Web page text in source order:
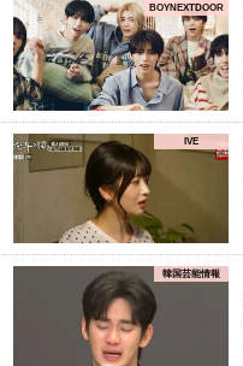
BOYNEXTDOOR
IVE
韓国芸能情報